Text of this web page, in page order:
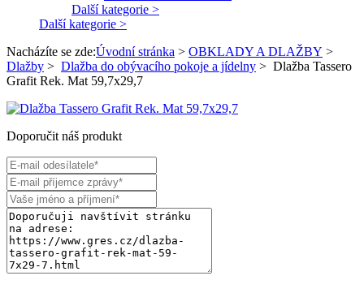
Další kategorie >
Další kategorie >
Nacházíte se zde:Úvodní stránka > OBKLADY A DLAŽBY >
Dlažby > Dlažba do obývacího pokoje a jídelny > Dlažba Tassero
Grafit Rek. Mat 59,7x29,7
Doporučit náš produkt